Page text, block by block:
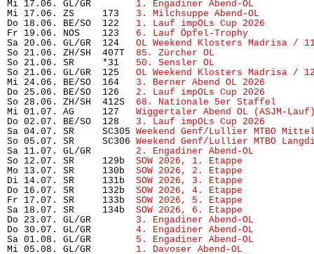
Mi 17.06. GL/GR 1. Engadiner Abend-OL
Mi 17.06. ZS     173 3. Milchsuppe Abend-OL
Do 18.06. BE/SO  122 1. Lauf impOLs Cup 2026
Fr 19.06. NOS    123 6. Lauf Öpfel-Trophy
Sa 20.06. GL/GR  124 OL Weekend Klosters Madrisa /
So 21.06. ZH/SH  407T 85. Zürcher OL
So 21.06. SR     *31 50. Sensler OL
So 21.06. GL/GR  125 OL Weekend Klosters Madrisa /
Mi 24.06. BE/SO  164 3. Berner Abend OL 2026
Do 25.06. BE/SO  126 2. Lauf impOLs Cup 2026
So 28.06. ZH/SH  412S 68. Nationale 5er Staffel
Mi 01.07. AG     127 Wiggertaler Abend OL (ASJM-
Do 02.07. BE/SO  128 3. Lauf impOLs Cup 2026
Sa 04.07. SR     SC305 Weekend Genf/Lullier MTBO
So 05.07. SR     SC306 Weekend Genf/Lullier MTBO
Sa 11.07. GL/GR 2. Engadiner Abend-OL
So 12.07. SR     129b SOW 2026, 1. Etappe
Mo 13.07. SR     130b SOW 2026, 2. Etappe
Di 14.07. SR     131b SOW 2026, 3. Etappe
Do 16.07. SR     132b SOW 2026, 4. Etappe
Fr 17.07. SR     133b SOW 2026, 5. Etappe
Sa 18.07. SR     134b SOW 2026, 6. Etappe
Do 23.07. GL/GR 3. Engadiner Abend-OL
Do 30.07. GL/GR 4. Engadiner Abend-OL
Sa 01.08. GL/GR 5. Engadiner Abend-OL
Mi 05.08. GL/GR 1. Davoser Abend-OL